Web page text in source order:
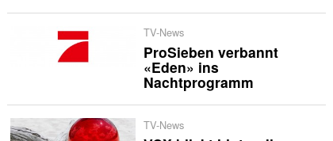
TV-News
ProSieben verbannt
«Eden» ins
Nachtprogramm
TV-News